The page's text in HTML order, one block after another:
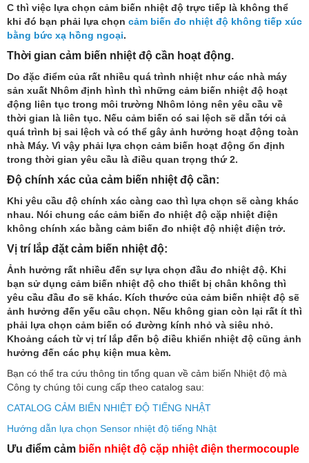
C thì việc lựa chọn cảm biến nhiệt độ trực tiếp là không thể
khi đó bạn phải lựa chọn cảm biến đo nhiệt độ không tiếp xúc
bằng bức xạ hồng ngoại.
Thời gian cảm biến nhiệt độ cần hoạt động.
Do đặc điểm của rất nhiều quá trình nhiệt như các nhà máy
sản xuất Nhôm định hình thì những cảm biến nhiệt độ hoạt
động liên tục trong môi trường Nhôm lỏng nên yêu cầu về
thời gian là liên tục. Nếu cảm biến có sai lệch sẽ dẫn tới cả
quá trình bị sai lệch và có thể gây ảnh hưởng hoạt động toàn
nhà Máy. Vì vậy phải lựa chọn cảm biến hoạt động ổn định
trong thời gian yêu cầu là điều quan trọng thứ 2.
Độ chính xác của cảm biến nhiệt độ cần:
Khi yêu cầu độ chính xác càng cao thì lựa chọn sẽ càng khác
nhau. Nói chung các cảm biến đo nhiệt độ cặp nhiệt điện
không chính xác bằng cảm biến đo nhiệt độ nhiệt điện trở.
Vị trí lắp đặt cảm biến nhiệt độ:
Ảnh hưởng rất nhiều đến sự lựa chọn đầu đo nhiệt độ. Khi
bạn sử dụng cảm biến nhiệt độ cho thiết bị chân không thì
yêu cầu đầu đo sẽ khác. Kích thước của cảm biến nhiệt độ sẽ
ảnh hưởng đến yếu cầu chọn. Nếu không gian còn lại rất ít thì
phải lựa chọn cảm biến có đường kính nhỏ và siêu nhỏ.
Khoảng cách từ vị trí lắp đến bộ điều khiển nhiệt độ cũng ảnh
hưởng đến các phụ kiện mua kèm.
Bạn có thể tra cứu thông tin tổng quan về cảm biến Nhiệt độ mà
Công ty chúng tôi cung cấp theo catalog sau:
CATALOG CẢM BIẾN NHIỆT ĐỘ TIẾNG NHẬT
Hướng dẫn lựa chọn Sensor nhiệt độ tiếng Nhật
Ưu điểm cảm biến nhiệt độ cặp nhiệt điện thermocouple